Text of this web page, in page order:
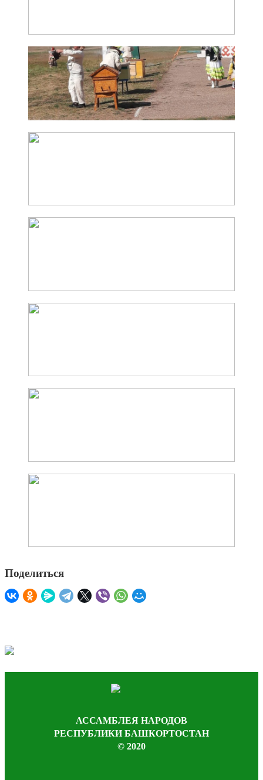
Поделиться
АССАМБЛЕЯ НАРОДОВ
РЕСПУБЛИКИ БАШКОРТОСТАН
© 2020